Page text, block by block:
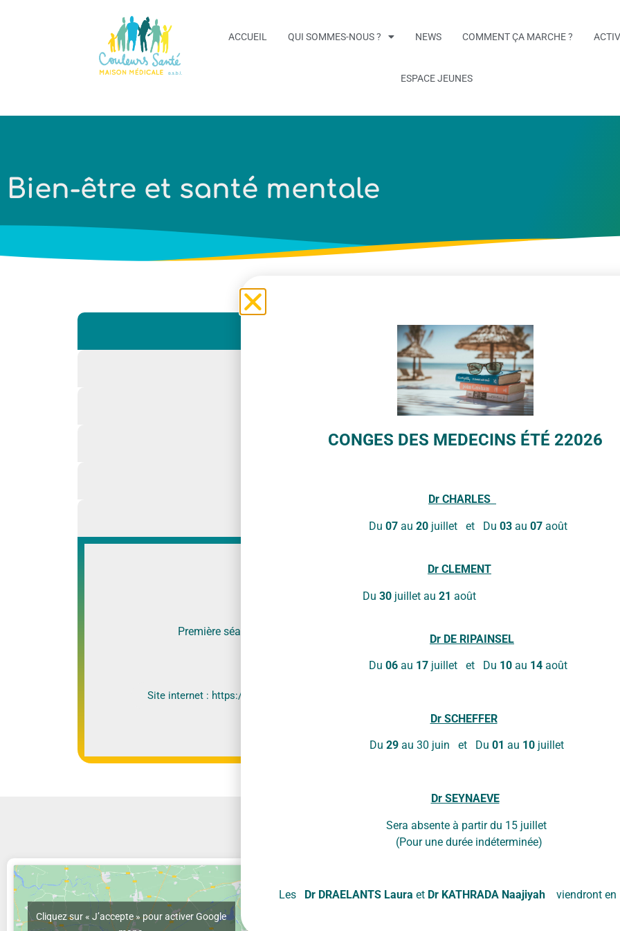
ACCUEIL QUI SOMMES-NOUS ? NEWS COMMENT ÇA MARCHE ?
ESPACE JEUNES
Bien-être et santé mentale
PsyBru
La Maison Médicale Couleurs Santé
Centre de guidance Ixelles
Psycho-Belliard-Plaine, service santé mentale à l'ULB
CHS-Community help service (only in english)
Trouve un.e psychologue en region bruxelloise.
Première séance gratuite, séances suivantes : 11€ par séance. Séances gratuites pour
Coordonnées
Site internet : https://psybru.be/fr
Contactez-nous !
Cliquez sur « J’accepte » pour activer Google
Une urgence
CONGES DES MEDECINS ÉTÉ 22026
Dr CHARLES
Du 07au 20juillet et Du 03 au 07août
Dr CLEMENT
Du 30 juillet au 21
Dr DE RIPAINSEL
Du 06au 17juillet et Du 10 au 14août
Dr SCHEFFER
Du 29au 30 juin et Du 01 au 10juillet
Dr SEYNAEVE
Sera absente à partir du 15
(Pour une durée indéterminée)
Les Dr DRAELANTS Laura etDr KATHRADA Naajiyahviendront en